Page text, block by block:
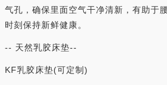
气孔，确保里面空气干净清新，有助于
时刻保持新鲜健康。
-- 天然乳胶床垫--
KF乳胶床垫(可定制)